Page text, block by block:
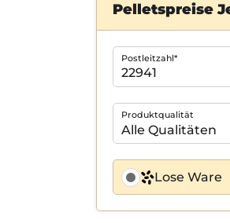
Pelletspreise
Lose Ware
Postleitzahl*
Produktqualität